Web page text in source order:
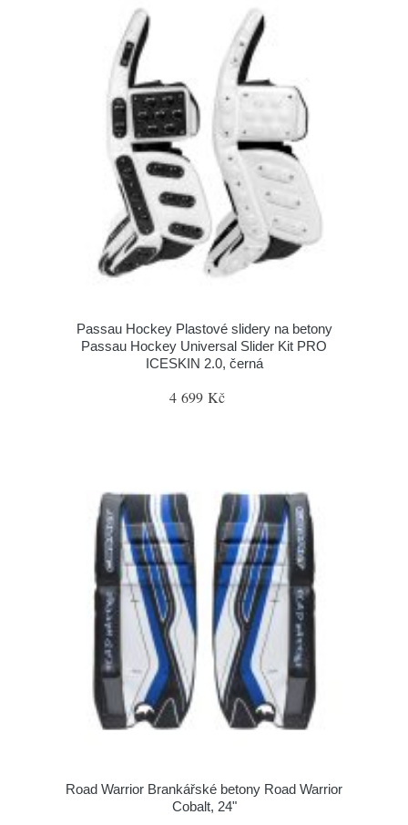
Passau Hockey Plastové slidery na betony
Passau Hockey Universal Slider Kit PRO
ICESKIN 2.0, černá
4 699 Kč
Road Warrior Brankářské betony Road Warrior
Cobalt, 24"